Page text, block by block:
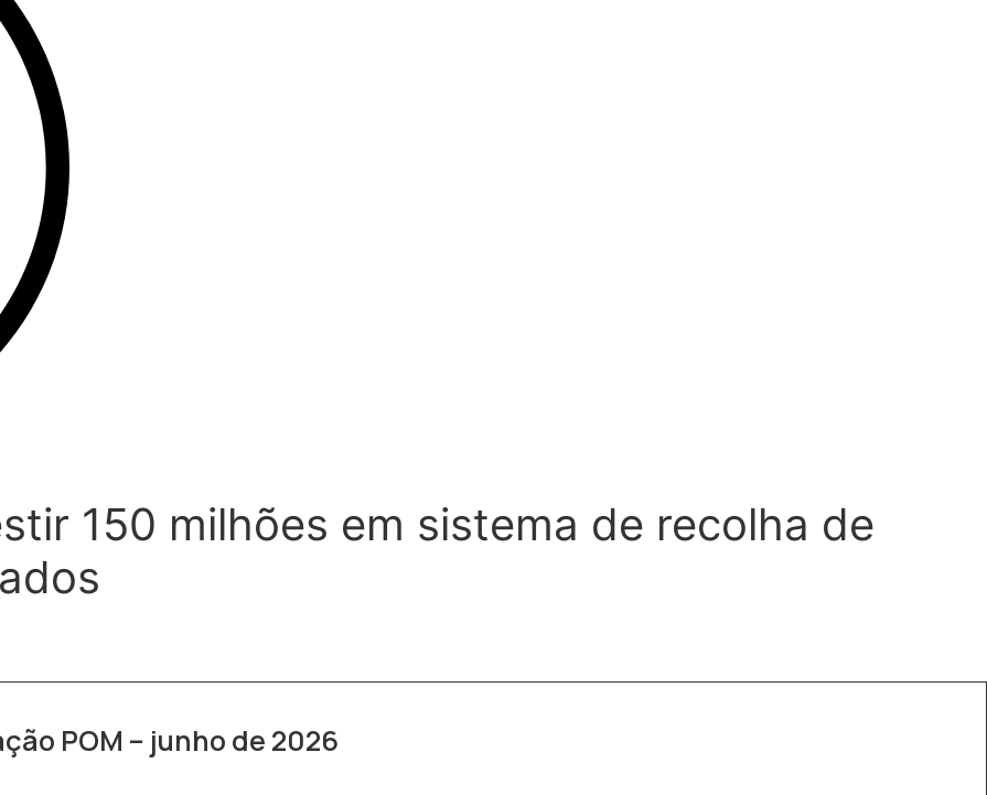
150 milhões em sistema de recolha de
POM – junho de 2026